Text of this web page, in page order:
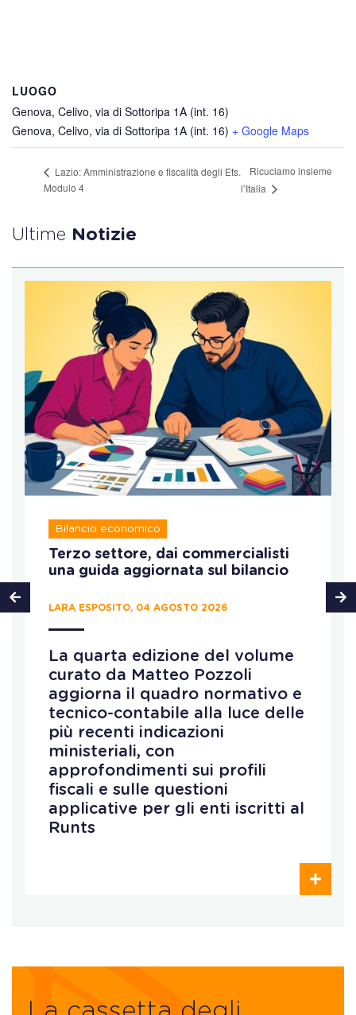
LUOGO
Genova, Celivo, via di Sottoripa 1A (int. 16)
Genova, Celivo, via di Sottoripa 1A (int. 16) + Google Maps
Lazio: Amministrazione e fiscalità degli Ets.
Modulo 4
Ricuciamo insieme
l’Italia
Ultime Notizie
Bilancio economico
Terzo settore, dai commercialisti
una guida aggiornata sul bilancio
LARA ESPOSITO, 04 AGOSTO 2026
La quarta edizione del volume
curato da Matteo Pozzoli
aggiorna il quadro normativo e
tecnico-contabile alla luce delle
più recenti indicazioni
ministeriali, con
approfondimenti sui profili
fiscali e sulle questioni
applicative per gli enti iscritti al
Runts